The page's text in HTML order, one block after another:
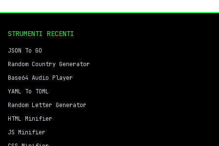
STRUMENTI RECENTI
JSON To GO
Random Country Generator
Base64 Audio Player
YAML To TOML
Random Letter Generator
HTML Minifier
JS Minifier